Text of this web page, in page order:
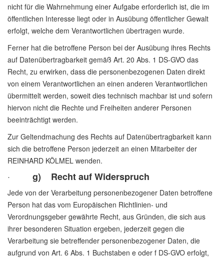
nicht für die Wahrnehmung einer Aufgabe erforderlich ist, die im
öffentlichen Interesse liegt oder in Ausübung öffentlicher Gewalt
erfolgt, welche dem Verantwortlichen übertragen wurde.
Ferner hat die betroffene Person bei der Ausübung ihres Rechts
auf Datenübertragbarkeit gemäß Art. 20 Abs. 1 DS-GVO das
Recht, zu erwirken, dass die personenbezogenen Daten direkt
von einem Verantwortlichen an einen anderen Verantwortlichen
übermittelt werden, soweit dies technisch machbar ist und sofern
hiervon nicht die Rechte und Freiheiten anderer Personen
beeinträchtigt werden.
Zur Geltendmachung des Rechts auf Datenübertragbarkeit kann
sich die betroffene Person jederzeit an einen Mitarbeiter der
REINHARD KÖLMEL wenden.
· g) Recht auf Widerspruch
Jede von der Verarbeitung personenbezogener Daten betroffene
Person hat das vom Europäischen Richtlinien- und
Verordnungsgeber gewährte Recht, aus Gründen, die sich aus
ihrer besonderen Situation ergeben, jederzeit gegen die
Verarbeitung sie betreffender personenbezogener Daten, die
aufgrund von Art. 6 Abs. 1 Buchstaben e oder f DS-GVO erfolgt,